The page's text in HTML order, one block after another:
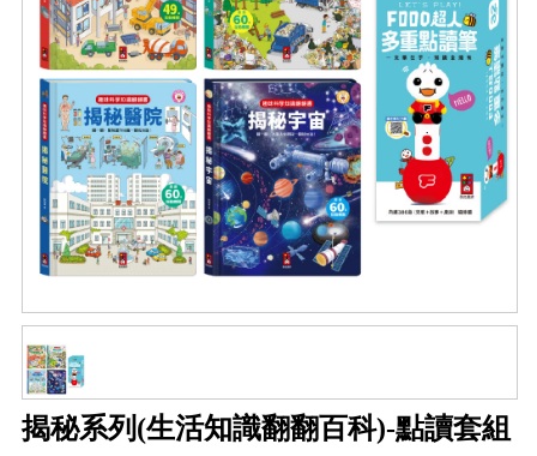
如需更改或重開發票 需在訂單成立三天內通知客服 寄回發票需附上回郵郵票
老師您好!!幼教會員火熱招募中~
海外購物免煩惱！點我查看『海外購物流程說明』
揭秘系列(生活知識翻翻百科)-點讀套組